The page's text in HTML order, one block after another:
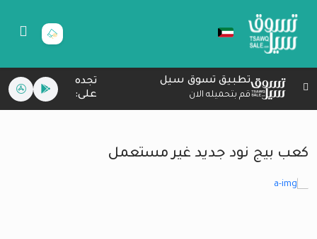
تطبيق تسوق سيل
قم بتحميله الان
تجده
على:
كعب بيج نود جديد غير مستعمل